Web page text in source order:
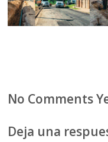
No Comments
Deja una